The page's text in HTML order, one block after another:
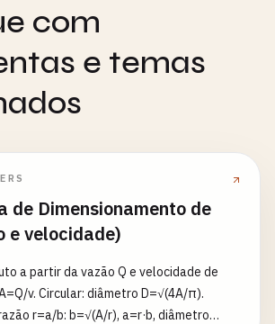
com
e temas
de Dimensionamento de
e velocidade)
a partir da vazão Q e velocidade de
v. Circular: diâmetro D=√(4A/π).
r=a/b: b=√(A/r), a=r·b, diâmetro